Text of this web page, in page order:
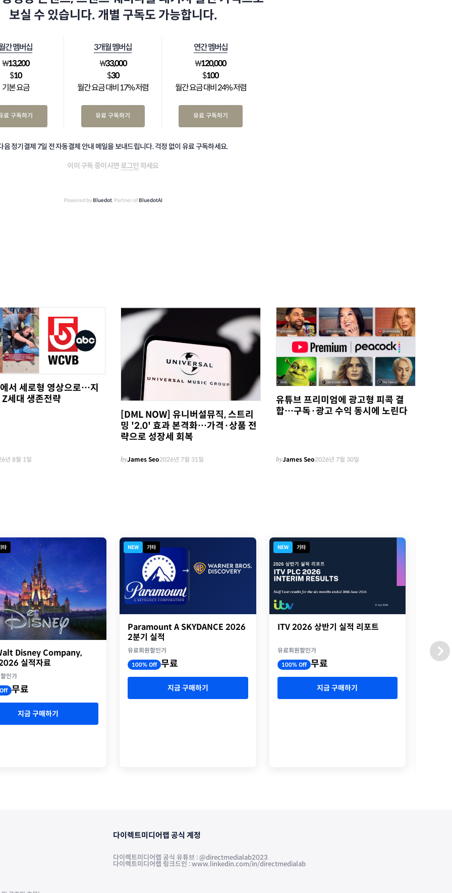
보실 수 있습니다. 개별 구독도 가능합니다.
간 멤버십
₩13,200
$10
기본 요금
료 구독하기
3개월 멤버십
₩33,000
$30
월간 요금 대비 17% 저렴
유료 구독하기
연간 멤버십
₩120,000
$100
월간 요금 대비 24% 저렴
유료 구독하기
음 정기결제 7일 전 자동결제 안내 메일을 보내드립니다. 걱정 없이 유료 구독하세요.
이미 구독 중이시면 로그인 하세요
Powered by Bluedot, Partner of BluedotAI
서 세로형 영상으로…지
세대 생존전략
년 8월 1일
[DML NOW] 유니버설뮤직, 스트리
밍 '2.0' 효과 본격화…가격·상품 전
략으로 성장세 회복
byJames Seo2026년 7월 31일
유튜브 프리미엄에 광고형 피콕 결
합…구독·광고 수익 동시에 노린다
byJames Seo2026년 7월 30일
타
Disney Company,
실적자료
인가
무료
지금 구매하기
NEW 기타
Paramount A SKYDANCE 2026
2분기 실적
유료회원할인가
100% Off 무료
지금 구매하기
NEW 기타
ITV 2026 상반기 실적 리포트
유료회원할인가
100% Off 무료
지금 구매하기
유료회원
다이렉트미디어랩 공식 계정
다이렉트미디어랩 공식 유튜브 : @directmedialab2023
다이렉트미디어랩 링크드인 : www.linkedin.com/in/directmedialab